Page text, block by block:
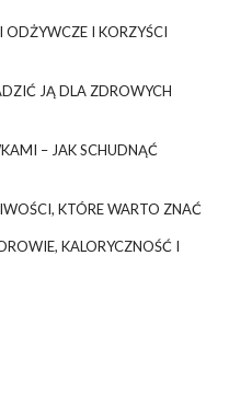
ODŻYWCZE I KORZYŚCI
JĄ DLA ZDROWYCH
– JAK SCHUDNĄĆ
KTÓRE WARTO ZNAĆ
KALORYCZNOŚĆ I